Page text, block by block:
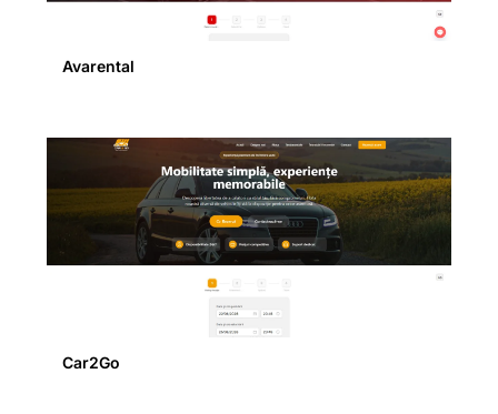
Avarental
Car2Go